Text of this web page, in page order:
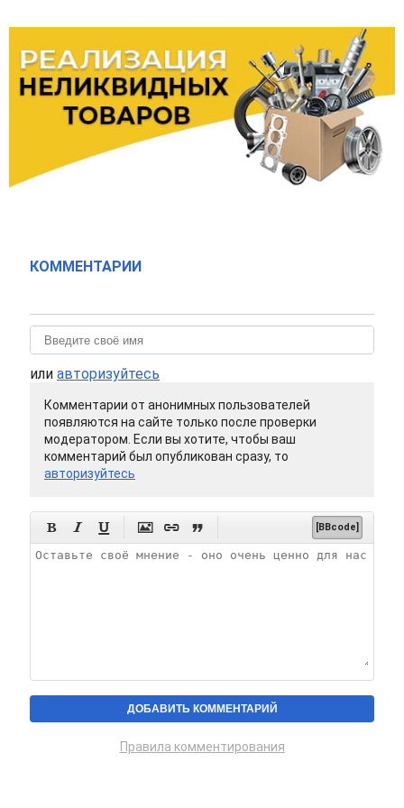
КОММЕНТАРИИ
или авторизуйтесь
Комментарии от анонимных пользователей
появляются на сайте только после проверки
модератором. Если вы хотите, чтобы ваш
комментарий был опубликован сразу, то
авторизуйтесь
      [BBcode]
Правила комментирования